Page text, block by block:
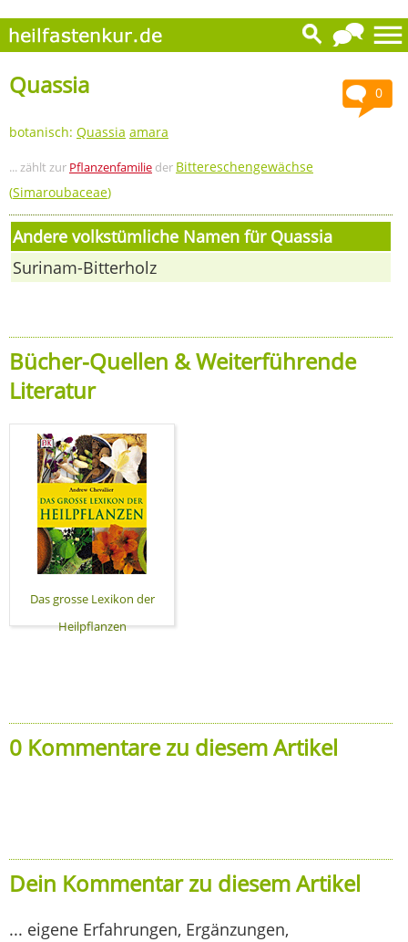
0
Quassia
botanisch: Quassia amara
... zählt zur Pflanzenfamilie der Bittereschengewächse
(Simaroubaceae)
Andere volkstümliche Namen für Quassia
Surinam-Bitterholz
Bücher-Quellen & Weiterführende
Literatur
Das grosse Lexikon der
Heilpflanzen
0 Kommentare zu diesem Artikel
Dein Kommentar zu diesem Artikel
... eigene Erfahrungen, Ergänzungen,